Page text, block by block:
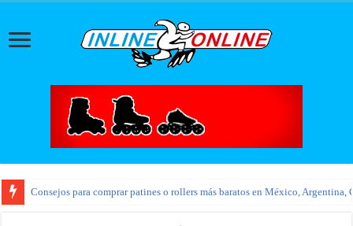
Consejos para comprar patines o rollers más baratos en México, Argentina,